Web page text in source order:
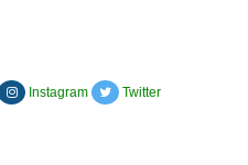
Instagram Twitter